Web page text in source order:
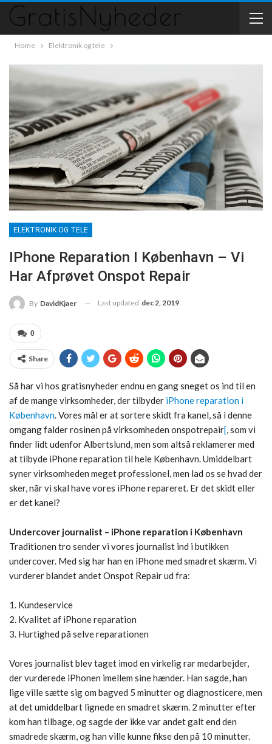
Home Elektronik og tele
ELEKTRONIK OG TELE
IPhone Reparation I København – Vi
Har Afprøvet Onspot Repair
By DavidKjaer Last updated dec 2, 2019
0
Share
Så har vi hos gratisnyheder endnu en gang sneget os ind til en
af de mange virksomheder, der tilbyder iPhone reparation i
København. Vores mål er at sortere skidt fra kanel, så i denne
omgang falder rosinen på virksomheden onspotrepair[, som vi
finder lidt udenfor Albertslund, men som altså reklamerer med
at tilbyde iPhone reparation til hele København. Umiddelbart
syner virksomheden meget professionel, men lad os se hvad der
sker, når vi skal have vores iPhone repareret. Er det skidt eller
er det kanel?
Undercover journalist – iPhone reparation i København
Traditionen tro sender vi vores journalist ind i butikken
undercover. Med sig har han en iPhone med smadret skærm. Vi
vurderer blandet andet Onspot Repair ud fra:
1. Kundeservice
2. Kvalitet af iPhone reparation
3. Hurtighed på selve reparationen
Vores journalist blev taget imod en virkelig rar medarbejder,
der vurderede iPhonen imellem sine hænder. Han sagde, han
lige ville sætte sig om bagved 5 minutter og diagnosticere, men
at det umiddelbart lignede en smadret skærm. 2 minutter efter
kom han tilbage, og sagde der ikke var andet galt end den
smadrede skærm, og han ville kunne fikse den på 10 minutter.